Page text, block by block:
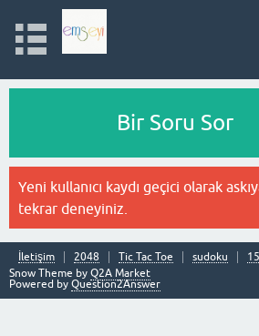
Bir Soru Sor
Yeni kullanıcı kaydı geçici olarak
tekrar deneyiniz.
İletişim 2048 Tic Tac Toe sudoku
Snow Theme by Q2A Market
Powered by Question2Answer